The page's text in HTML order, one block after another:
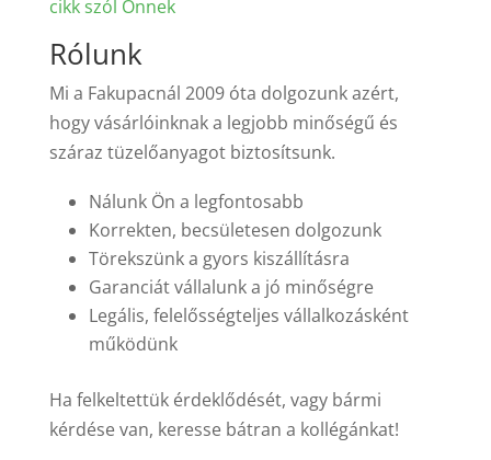
cikk szól Önnek
Rólunk
Mi a Fakupacnál 2009 óta dolgozunk azért,
hogy vásárlóinknak a legjobb minőségű és
száraz tüzelőanyagot biztosítsunk.
Nálunk Ön a legfontosabb
Korrekten, becsületesen dolgozunk
Törekszünk a gyors kiszállításra
Garanciát vállalunk a jó minőségre
Legális, felelősségteljes vállalkozásként
működünk
Ha felkeltettük érdeklődését, vagy bármi
kérdése van, keresse bátran a kollégánkat!